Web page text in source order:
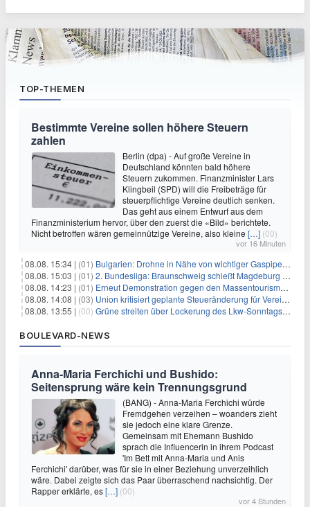
TOP-THEMEN
Bestimmte Vereine sollen höhere Steuern
zahlen
Berlin (dpa) - Auf große Vereine in
Deutschland könnten bald höhere
Steuern zukommen. Finanzminister Lars
Klingbeil (SPD) will die Freibeträge für
steuerpflichtige Vereine deutlich senken.
Das geht aus einem Entwurf aus dem
Finanzministerium hervor, über den zuerst die «Bild» berichtete.
Nicht betroffen wären gemeinnützige Vereine, also kleine […] (00)
vor 16 Minuten
08.08. 15:34 | (01) Bulgarien: Drohne in Nähe von wichtiger Gaspipeline explodiert
08.08. 15:03 | (01) 2. Bundesliga: Braunschweig schießt Magdeburg ab
08.08. 14:23 | (01) Erneut Demonstration gegen den Massentourismus auf Mallorca
08.08. 14:08 | (03) Union kritisiert geplante Steueränderung für Vereine
08.08. 13:55 | (00) Grüne streiten über Lockerung des Lkw-Sonntagsfahrverbots
BOULEVARD-NEWS
Anna-Maria Ferchichi und Bushido:
Seitensprung wäre kein Trennungsgrund
(BANG) - Anna-Maria Ferchichi würde
Fremdgehen verzeihen – woanders zieht
sie jedoch eine klare Grenze.
Gemeinsam mit Ehemann Bushido
sprach die Influencerin in ihrem Podcast
'Im Bett mit Anna-Maria und Anis
Ferchichi' darüber, was für sie in einer Beziehung unverzeihlich
wäre. Dabei zeigte sich das Paar überraschend nachsichtig. Der
Rapper erklärte, es[…] (00)
vor 4 Stunden